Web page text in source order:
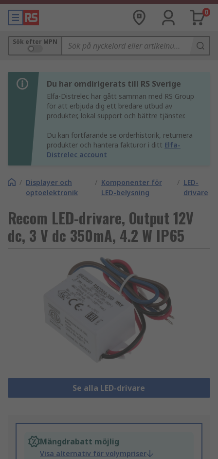
0
Sök efter MPN
Du har omdirigerats till RS Sverige
Elfa-Distrelec har gått samman med RS Group
för att erbjuda dig ett bredare utbud av
produkter, lokal support och bättre tjänster.
Du kan fortfarande se orderhistorik, returnera
produkter och hantera fakturor i ditt Elfa-
Distrelec account
/ Displayer och
optoelektronik
/ Komponenter för
LED-belysning
/ LED-
drivare
Recom LED-drivare, Output 12V
dc, 3 V dc 350mA, 4.2 W IP65
Se alla LED-drivare
Mängdrabatt möjlig
Visa alternativ för volympriser